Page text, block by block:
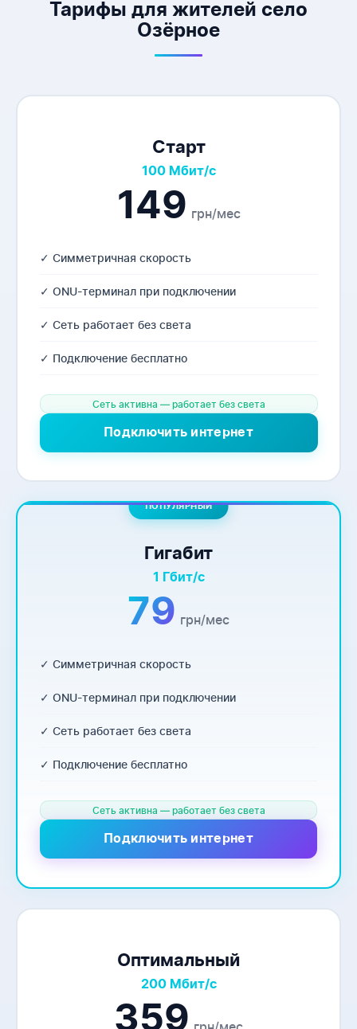
Тарифы для жителей село
Озёрное
Старт
100 Мбит/с
149 грн/мес
✓ Симметричная скорость
✓ ONU-терминал при подключении
✓ Сеть работает без света
✓ Подключение бесплатно
Сеть активна — работает без света
Подключить интернет
ПОПУЛЯРНЫЙ
Гигабит
1 Гбит/с
79 грн/мес
✓ Симметричная скорость
✓ ONU-терминал при подключении
✓ Сеть работает без света
✓ Подключение бесплатно
Сеть активна — работает без света
Подключить интернет
Оптимальный
200 Мбит/с
359